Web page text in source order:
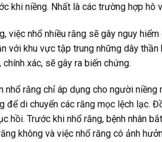
khi niềng. Nhất là các trường hợp hô
việc nhổ nhiều răng sẽ gây nguy
với khu vực tập trung những dây
chính xác, sẽ gây ra biến chứng.
nhổ răng chỉ áp dụng cho người
để di chuyển các răng mọc lệch lạc.
hồi. Trước khi nhổ răng, bệnh nhân
không và việc nhổ răng có ảnh